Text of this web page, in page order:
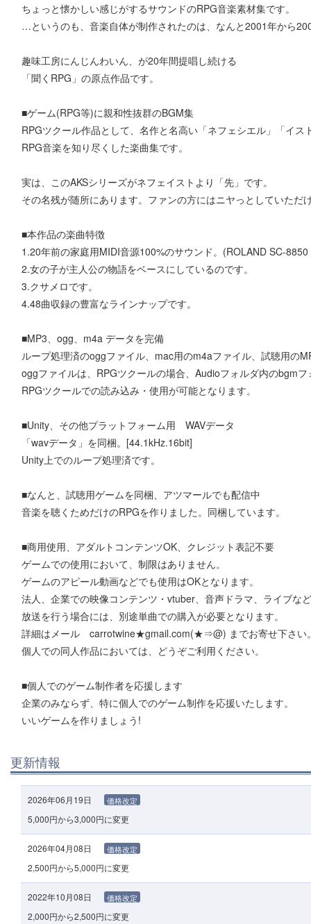
ちょっと懐かしい感じがするサウンドのRPG音楽素材集です。
…というのも、音楽自体が制作されたのは、なんと2001年から
趣味工房にんじんわいん、が20年間提唱し続ける
「聞くRPG」の原点作品です。
■ゲーム(RPG等)に親和性抜群のBGM集
RPGツクール作品として、名作と名高い「ネフェシエル」「イス
RPG音楽を知り尽くした楽曲集です。
実は、このAKSシリーズがネフェイストより「先」です。
その名残が随所にあります。ファンの方にはニヤっとしていただ
■本作品の楽曲特徴
1.20年前の家庭用MIDI音源100%のサウンド。(ROLAND SC-
2.女の子が主人公の物語をベースにしているのです。
3.クサメロです。
4.48曲収録の豊富なラインナップです。
■MP3、ogg、m4a データを完備
ループ処理済のoggファイル、mac用のm4aファイル、試聴用の
oggファイルは、RPGツクールの場合、Audioフォルダ内のbgm
RPGツクールでの読み込み・使用が可能となります。
■Unity、その他プラットフォーム用 WAVデータ
「wavデータ」を同梱。[44.1kHz.16bit]
Unity上でのループ処理済です。
■なんと、試聴用ゲームを同梱、アツマールでも配信中
音楽を聴くためだけのRPGを作りました。同梱しています。
■商用使用、アダルトコンテンツOK、クレジット表記不要
ゲームでの使用において、制限はありません。
ゲームのアピール動画などでも使用はOKとなります。
法人、企業での映像コンテンツ・vtuber、音声ドラマ、ライブな
放送を行う場合には、別途単曲での購入が必要となります。
詳細はメール carrotwine★gmail.com(★⇒@) までお寄せ下さい
個人での同人作品においては、どうぞご利用ください。
■個人でのゲーム制作者を応援します
企業のみならず、特に個人でのゲーム制作を応援いたします。
いいゲームを作りましょう!
更新情報
2026年06月19日 価格改定
5,000円から3,000円に変更
2026年04月08日 価格改定
2,500円から5,000円に変更
2022年10月08日 価格改定
2,000円から2,500円に変更